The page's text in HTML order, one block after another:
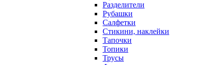
Разделители
Рубашки
Салфетки
Стикини, наклейки
Тапочки
Топики
Трусы